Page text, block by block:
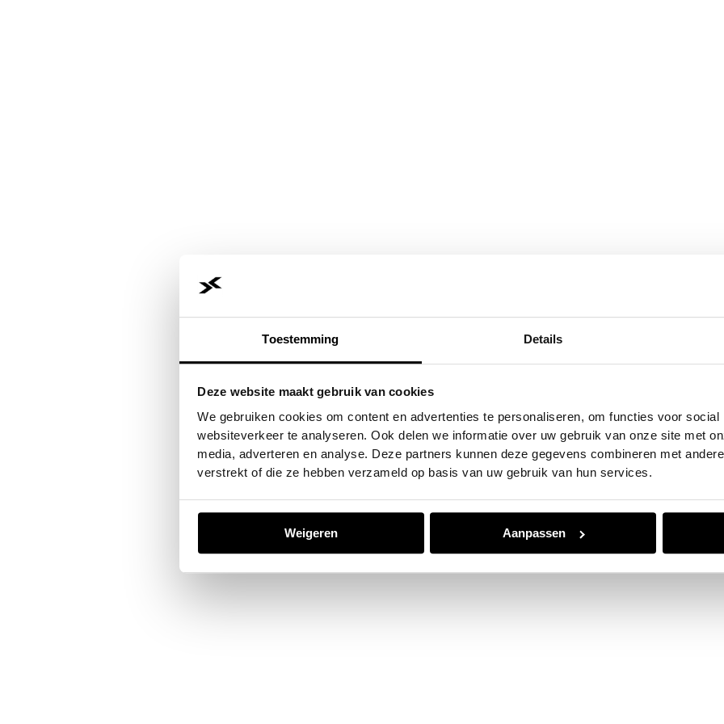
Toestemming Details
Deze website maakt gebruik van cookies
We gebruiken cookies om content en advertenties te personaliseren, om functies voor
websiteverkeer te analyseren. Ook delen we informatie over uw gebruik van onze site met
media, adverteren en analyse. Deze partners kunnen deze gegevens combineren met
verstrekt of die ze hebben verzameld op basis van uw gebruik van hun services.
Weigeren Aanpassen
Application error: aclient-side exception has occurred while loadingwww.jvk.nl(see the